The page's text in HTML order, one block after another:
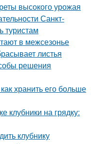
высокого урожая
Санкт-
туристам
в межсезонье
листья
решения
хранить его больше
клубники на грядку:
клубнику